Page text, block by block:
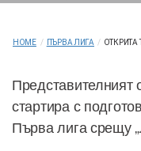
HOME / ПЪРВА ЛИГА /
Представителният
стартира с
Първа лига срещу